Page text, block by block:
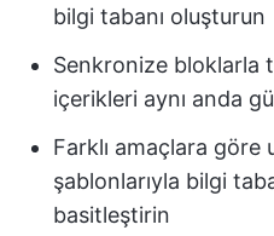
bilgi tabanı oluşturun
Senkronize bloklarla
içerikleri aynı anda
Farklı amaçlara göre
şablonlarıyla bilgi
basitleştirin